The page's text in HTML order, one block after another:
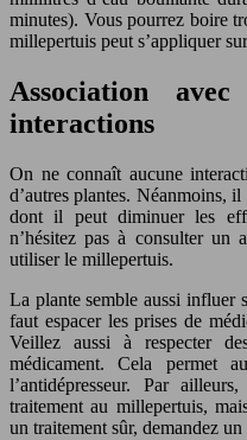
minutes). Vous pourrez boire
millepertuis peut s’appliquer
Association
interactions
On ne connaît aucune
d’autres plantes. Néanmoins,
dont il peut diminuer les
n’hésitez pas à consulter un
utiliser le millepertuis.
La plante semble aussi influer
faut espacer les prises de
Veillez aussi à respecter
médicament. Cela permet
l’antidépresseur. Par
traitement au millepertuis,
un traitement sûr, demandez